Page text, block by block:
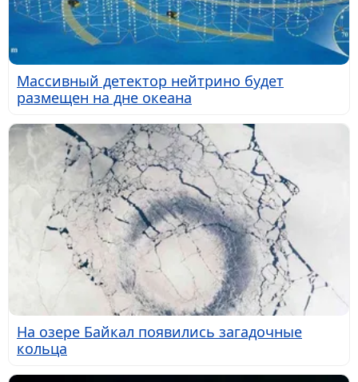
Массивный детектор нейтрино будет
размещен на дне океана
На озере Байкал появились загадочные
кольца